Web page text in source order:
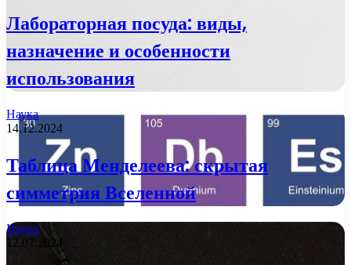
Лабораторная посуда: виды,
назначение и особенности
использования
Наука
14.12.2024
Таблица Менделеева: скрытая
симметрия Вселенной
Наука
12.07.2024